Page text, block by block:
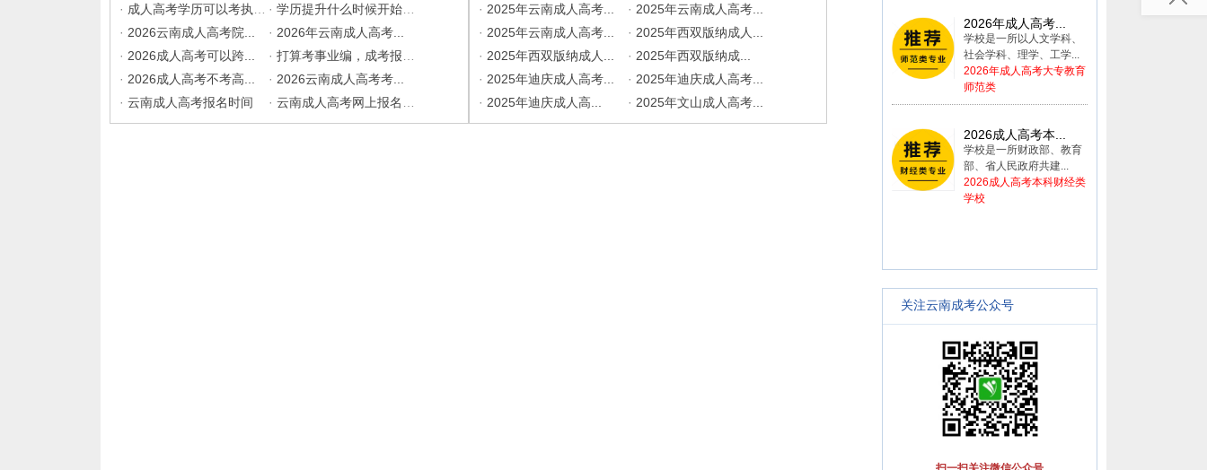
· 成人高考学历可以考执业... ·学历提升什么时候开始准...
· 2026云南成人高考院... · 2026年云南成人高考...
· 2026成人高考可以跨... ·打算考事业编，成考报什...
· 2026成人高考不考高... · 2026云南成人高考考...
· 云南成人高考报名时间 ·云南成人高考网上报名入...
· 2025年云南成人高考... · 2025年云南成人高考...
· 2025年云南成人高考... · 2025年西双版纳成人...
· 2025年西双版纳成人... · 2025年西双版纳成...
· 2025年迪庆成人高考... · 2025年迪庆成人高考...
· 2025年迪庆成人高... · 2025年文山成人高考...
2026年成人高考...
学校是一所以人文学科、
社会学科、理学、工学...
2026年成人高考大专教育
师范类
2026成人高考本...
学校是一所财政部、教育
部、省人民政府共建...
2026成人高考本科财经类
学校
关注云南成考公众号